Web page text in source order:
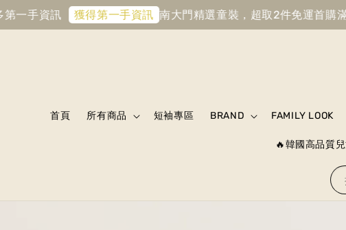
資訊 獲得第一手資訊 南大門精選童裝，超取2件免運首購滿
首頁 所有商品 短袖專區 BRAND FAMILY LOOK
🔥韓國高品質